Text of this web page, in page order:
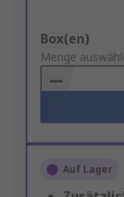
Add
to
Basket
Box(en)
Menge
Auf Lager